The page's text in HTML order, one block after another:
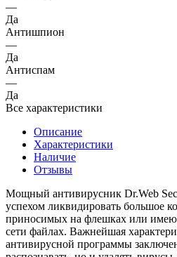
—
Да
Антишпион
—
Да
Антиспам
—
Да
Все характеристики
Описание
Характеристики
Наличие
Отзывы
Мощный антивирусник Dr.Web
успехом ликвидировать большое
приносимых на флешках или
сети файлах. Важнейшая
антивирусной программы